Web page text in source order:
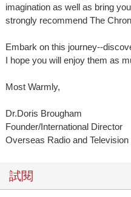
imagination as well as bring
strongly recommend The
Embark on this journey--
I hope you will enjoy them as
Most Warmly,
Dr.Doris Brougham
Founder/International Director
Overseas Radio and
試閱